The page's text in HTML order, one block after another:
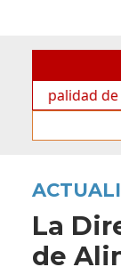
de Ushuaia
La
de